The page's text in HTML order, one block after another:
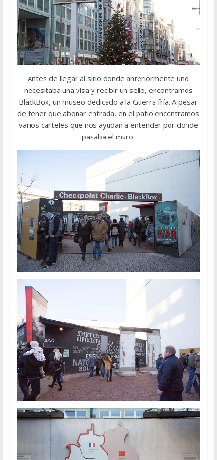
Antes de llegar al sitio donde anteriormente uno
necesitaba una visa y recibir un sello, encontramos
BlackBox, un museo dedicado a la Guerra fría. A pesar
de tener que abonar entrada, en el patio encontramos
varios carteles que nos ayudan a entender por donde
pasaba el muro.